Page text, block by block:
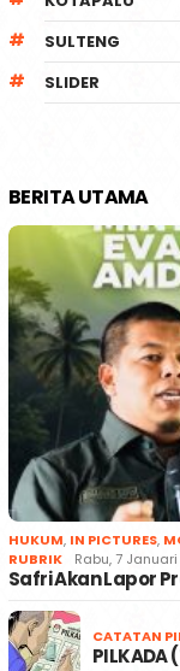
SULTENG
SLIDER
BERITA UTAMA
HUKUM, IN PICTURES,
RUBRIK
Rabu, 7
Safri Akan Lapor
CATATAN
PILKADA